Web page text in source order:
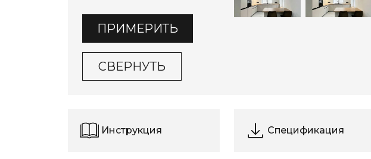
ПРИМЕРИТЬ
СВЕРНУТЬ
Инструкция Спецификация